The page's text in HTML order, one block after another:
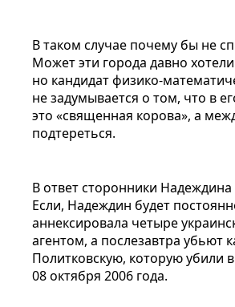
В таком случае почему бы не
Может эти города давно
но кандидат физико-
не задумывается о том, что в
это «священная корова», а
подтереться.
В ответ сторонники Надеждина
Если, Надеждин будет
аннексировала четыре
агентом, а послезавтра убьют
Политковскую, которую убили
08 октября 2006 года.